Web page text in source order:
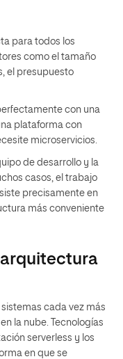
para todos los
como el tamaño
el presupuesto
con una
plataforma con
microservicios.
de desarrollo y la
casos, el trabajo
precisamente en
más conveniente
cada vez más
la nube. Tecnologías
serverless y los
en que se